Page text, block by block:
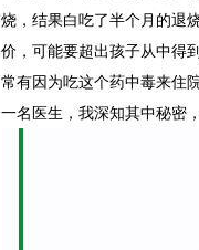
烧，结果白吃了半个月的退
价，可能要超出孩子从中得
常有因为吃这个药中毒来住
一名医生，我深知其中秘密